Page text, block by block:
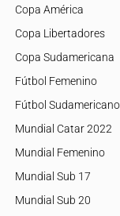
Copa América
Copa Libertadores
Copa Sudamericana
Fútbol Femenino
Fútbol Sudamericano
Mundial Catar 2022
Mundial Femenino
Mundial Sub 17
Mundial Sub 20